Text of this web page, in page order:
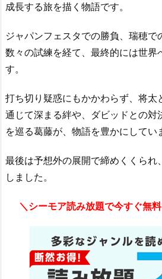
成長する旅を描く物語です。
ジャパンフェスタでの勝負、瑞穂で
数々の試練を経て、最終的には世界
す。
打ち切り疑惑にもかかわらず、将太
通じて深まる絆や、ダビッドとの対
を巡る葛藤が、物語を豊かにしてい
最後は予想外の展開で締めくくられ
しました。
＼シーモア読み放題で今すぐ無